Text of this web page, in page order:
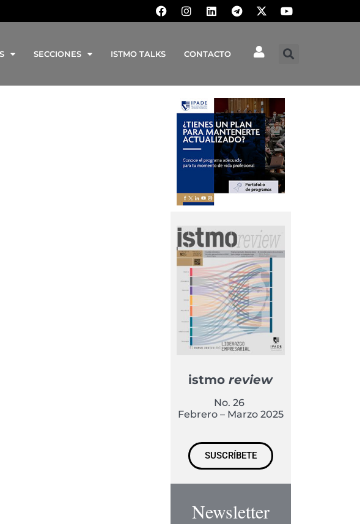
SECCIONES ISTMO TALKS CONTACTO
istmoreview
No. 26
Febrero – Marzo 2025
SUSCRÍBETE
Newsletter